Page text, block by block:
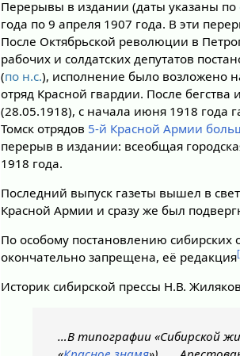
Перерывы в издании (даты указаны по
года по 9 апреля 1907 года. В эти
После Октябрьской революции в
рабочих и солдатских депутатов
(по н.с.), исполнение было возложено
отряд Красной гвардии. После бегства
(28.05.1918), с начала июня 1918 года
Томск отрядов 5-й Красной Армии
перерыв в издании: всеобщая
1918 года.
Последний выпуск газеты вышел в
Красной Армии и сразу же был
По особому постановлению сибирских
окончательно запрещена, её редакция
Историк сибирской прессы Н.В.
…В типографии «Сибирской